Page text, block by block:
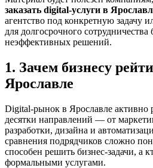
заказать digital-услуги в
агентство под конкретную задачу
для долгосрочного сотрудничества
неэффективных решений.
1. Зачем бизнесу
Ярославле
Digital-рынок в Ярославле активно
десятки направлений — от
разработки, дизайна и
сравнения подрядчиков сложно
способен решить бизнес-задачи, а
формальными услугами.